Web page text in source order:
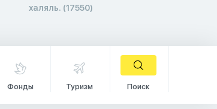
халяль. (17550)
Фонды Туризм Поиск